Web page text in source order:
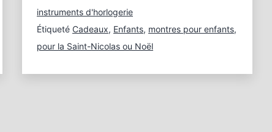
enfants
sont
heureux
instruments d'horlogerie
Étiqueté Cadeaux, Enfants, montres pour enfants,
pour la Saint-Nicolas ou Noël